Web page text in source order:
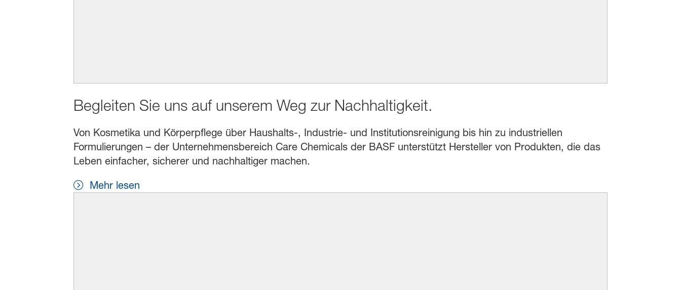
Begleiten Sie uns auf unserem Weg zur Nachhaltigkeit.
Von Kosmetika und Körperpflege über Haushalts-, Industrie- und Institutionsreinigung bis hin zu industriellen
Formulierungen – der Unternehmensbereich Care Chemicals der BASF unterstützt Hersteller von Produkten, die das
Leben einfacher, sicherer und nachhaltiger machen.
Mehr lesen